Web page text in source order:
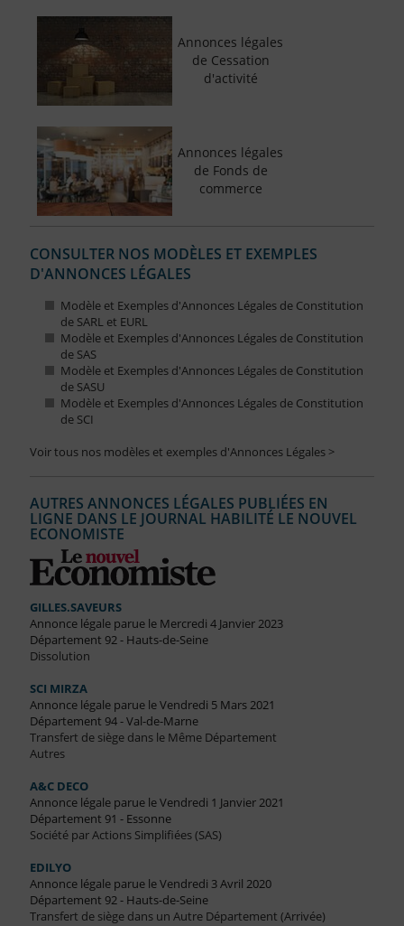
Annonces légales
de Cessation
d'activité
Annonces légales
de Fonds de
commerce
CONSULTER NOS MODÈLES ET EXEMPLES
D'ANNONCES LÉGALES
Modèle et Exemples d'Annonces Légales de Constitution
de SARL et EURL
Modèle et Exemples d'Annonces Légales de Constitution
de SAS
Modèle et Exemples d'Annonces Légales de Constitution
de SASU
Modèle et Exemples d'Annonces Légales de Constitution
de SCI
Voir tous nos modèles et exemples d'Annonces Légales >
AUTRES ANNONCES LÉGALES PUBLIÉES EN
LIGNE DANS LE JOURNAL HABILITÉ LE NOUVEL
ECONOMISTE
GILLES.SAVEURS
Annonce légale parue le Mercredi 4 Janvier 2023
Département 92 - Hauts-de-Seine
Dissolution
SCI MIRZA
Annonce légale parue le Vendredi 5 Mars 2021
Département 94 - Val-de-Marne
Transfert de siège dans le Même Département
Autres
A&C DECO
Annonce légale parue le Vendredi 1 Janvier 2021
Département 91 - Essonne
Société par Actions Simplifiées (SAS)
EDILYO
Annonce légale parue le Vendredi 3 Avril 2020
Département 92 - Hauts-de-Seine
Transfert de siège dans un Autre Département (Arrivée)